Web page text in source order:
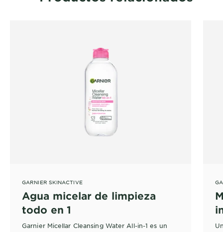
GARNIER SKINACTIVE
Agua micelar de limpieza
todo en 1
Garnier Micellar Cleansing Water All-in-1 es un